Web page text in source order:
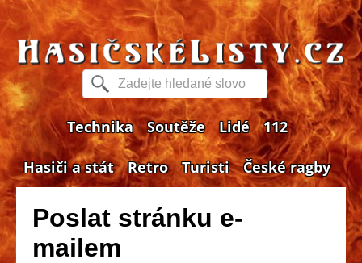
Technika Soutěže Lidé 112
Hasiči a stát Retro Turisti České ragby
Poslat stránku e-
mailem